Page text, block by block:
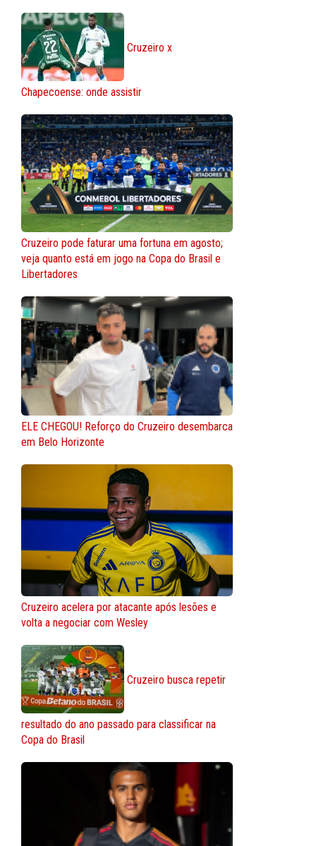
Cruzeiro x
Chapecoense: onde assistir
Cruzeiro pode faturar uma fortuna em agosto;
veja quanto está em jogo na Copa do Brasil e
Libertadores
ELE CHEGOU! Reforço do Cruzeiro desembarca
em Belo Horizonte
Cruzeiro acelera por atacante após lesões e
volta a negociar com Wesley
Cruzeiro busca repetir
resultado do ano passado para classificar na
Copa do Brasil